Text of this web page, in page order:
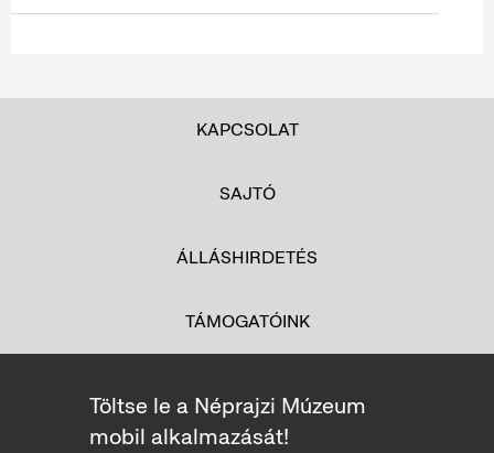
KAPCSOLAT
SAJTÓ
ÁLLÁSHIRDETÉS
TÁMOGATÓINK
Töltse le a Néprajzi Múzeum
mobil alkalmazását!